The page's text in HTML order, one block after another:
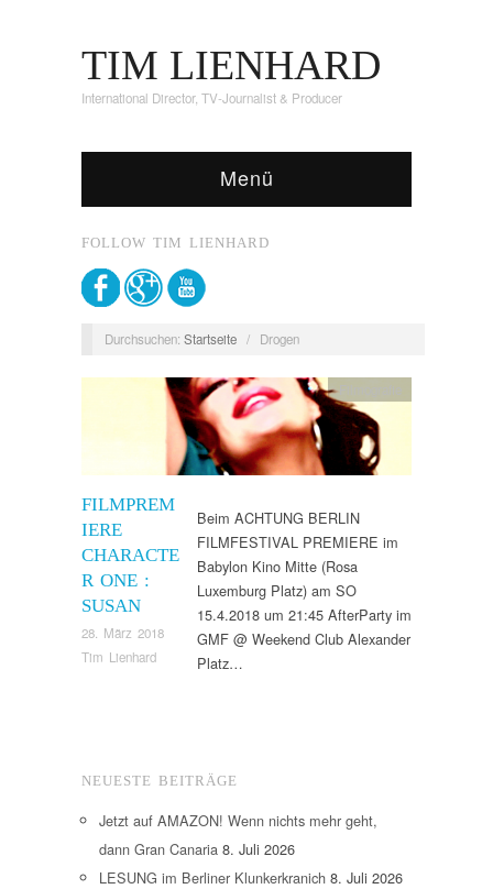
TIM LIENHARD
International Director, TV-Journalist & Producer
Menü
FOLLOW TIM LIENHARD
Durchsuchen: Startseite / Drogen
FILMPREM
IERE
CHARACTE
R ONE :
SUSAN
28. März 2018
Tim Lienhard
Filmografie
Beim ACHTUNG BERLIN
FILMFESTIVAL PREMIERE im
Babylon Kino Mitte (Rosa
Luxemburg Platz) am SO
15.4.2018 um 21:45 AfterParty im
GMF @ Weekend Club Alexander
Platz…
NEUESTE BEITRÄGE
Jetzt auf AMAZON! Wenn nichts mehr geht,
dann Gran Canaria 8. Juli 2026
LESUNG im Berliner Klunkerkranich 8. Juli 2026